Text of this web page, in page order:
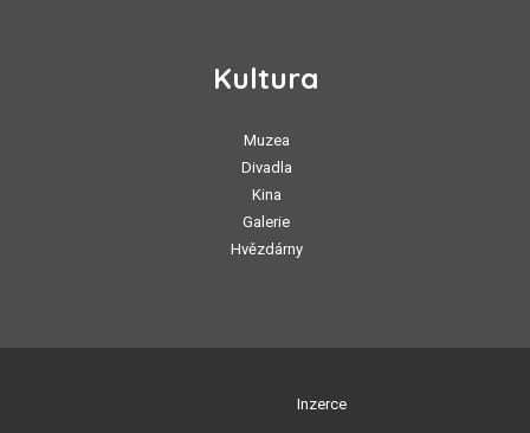
Kultura
Muzea
Divadla
Kina
Galerie
Hvězdárny
Inzerce